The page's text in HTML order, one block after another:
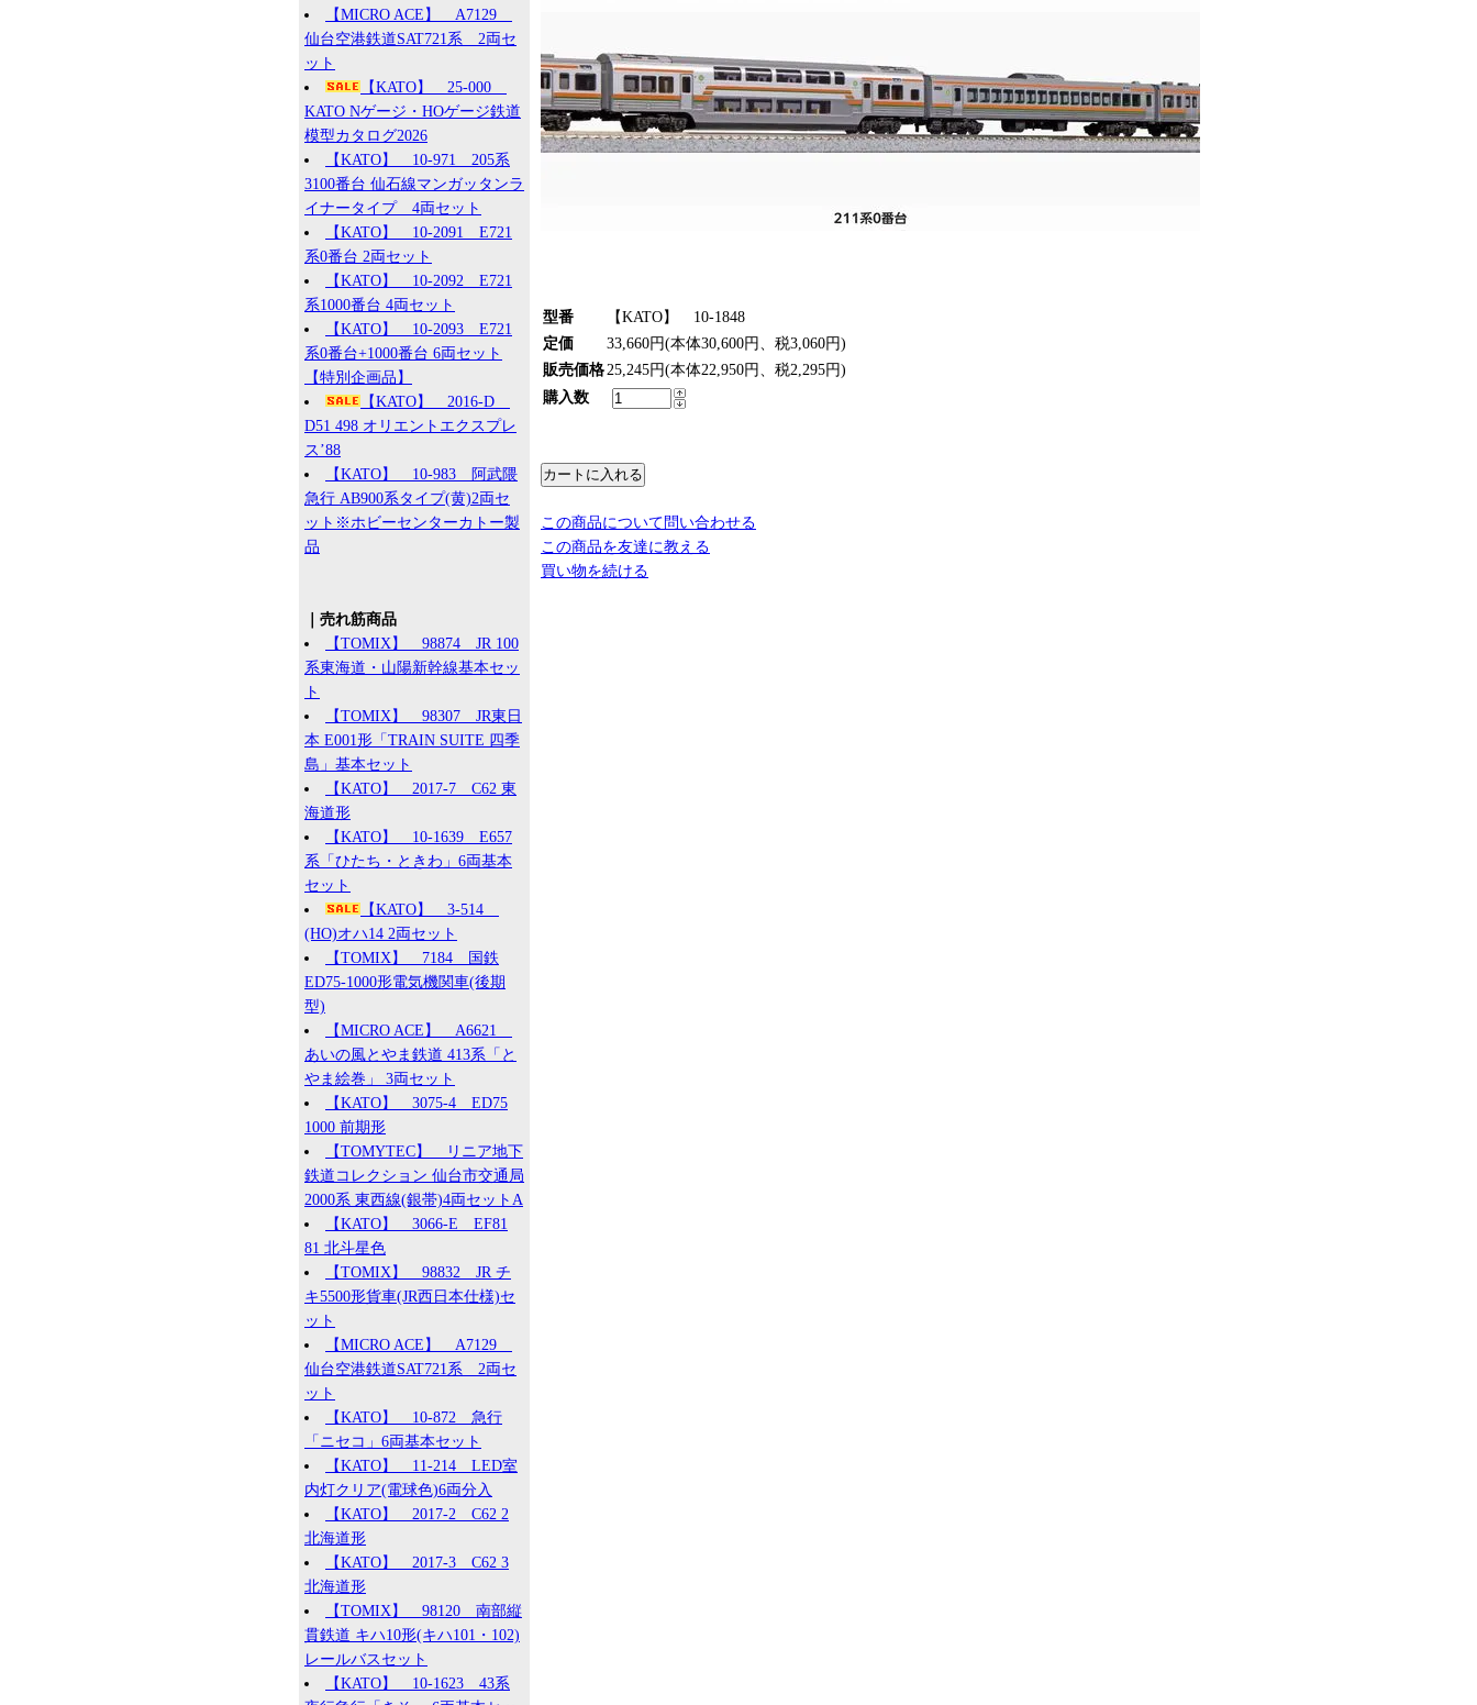
【MICRO ACE】 A7129
仙台空港鉄道SAT721系 2両セ
ット
【KATO】 25-000
KATO Nゲージ・HOゲージ鉄道
模型カタログ2026
【KATO】 10-971 205系
3100番台 仙石線マンガッタンラ
イナータイプ 4両セット
【KATO】 10-2091 E721
系0番台 2両セット
【KATO】 10-2092 E721
系1000番台 4両セット
【KATO】 10-2093 E721
系0番台+1000番台 6両セット
【特別企画品】
【KATO】 2016-D
D51 498 オリエントエクスプレ
ス’88
【KATO】 10-983 阿武隈
急行 AB900系タイプ(黄)2両セ
ット※ホビーセンターカトー製
品
｜売れ筋商品
【TOMIX】 98874 JR 100
系東海道・山陽新幹線基本セッ
ト
【TOMIX】 98307 JR東日
本 E001形「TRAIN SUITE 四季
島」基本セット
【KATO】 2017-7 C62 東
海道形
【KATO】 10-1639 E657
系「ひたち・ときわ」6両基本
セット
【KATO】 3-514
(HO)オハ14 2両セット
【TOMIX】 7184 国鉄
ED75-1000形電気機関車(後期
型)
【MICRO ACE】 A6621
あいの風とやま鉄道 413系「と
やま絵巻」 3両セット
【KATO】 3075-4 ED75
1000 前期形
【TOMYTEC】 リニア地下
鉄道コレクション 仙台市交通局
2000系 東西線(銀帯)4両セットA
【KATO】 3066-E EF81
81 北斗星色
【TOMIX】 98832 JR チ
キ5500形貨車(JR西日本仕様)セ
ット
【MICRO ACE】 A7129
仙台空港鉄道SAT721系 2両セ
ット
【KATO】 10-872 急行
「ニセコ」6両基本セット
【KATO】 11-214 LED室
内灯クリア(電球色)6両分入
【KATO】 2017-2 C62 2
北海道形
【KATO】 2017-3 C62 3
北海道形
【TOMIX】 98120 南部縦
貫鉄道 キハ10形(キハ101・102)
レールバスセット
【KATO】 10-1623 43系
型番
【KATO】 10-1848
定価
33,660円(本体30,600円、税3,060円)
販売価格25,245円(本体22,950円、税2,295円)
購入数
この商品について問い合わせる
この商品を友達に教える
買い物を続ける